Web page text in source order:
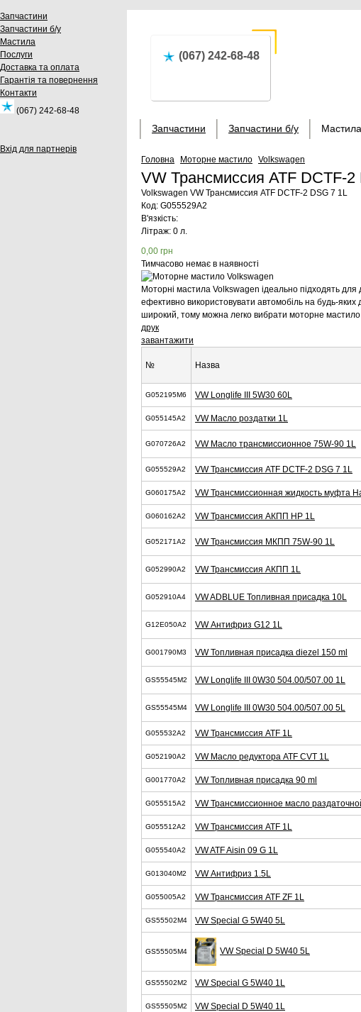
Запчастини
Запчастини б/у
Мастила
Послуги
Доставка та оплата
Гарантія та повернення
Контакти
(067) 242-68-48
Вхід для партнерів
(067) 242-68-48
Запчастини Запчастини б/у Мастила
Головна Моторне мастило Volkswagen
VW Трансмиссия ATF DCTF-
Volkswagen VW Трансмиссия ATF DCTF-2 DSG 7 1L
Код: G055529A2
В'язкість:
Літраж: 0 л.
0,00 грн
Тимчасово немає в наявності
Моторні мастила Volkswagen ідеально підходять для
ефективно використовувати автомобіль на будь-яких
широкий, тому можна легко вибрати моторне
друк
завантажити
№ Назва
G052195M6 VW Longlife III 5W30 60L
G055145A2 VW Масло роздатки 1L
G070726A2 VW Масло трансмиссионное 75W-90 1L
G055529A2 VW Трансмиссия ATF DCTF-2 DSG 7 1L
G060175A2 VW Трансмиссионная жидкость муфта
G060162A2 VW Трансмиссия АКПП HP 1L
G052171A2 VW Трансмиссия МКПП 75W-90 1L
G052990A2 VW Трансмиссия АКПП 1L
G052910A4 VW ADBLUE Топливная присадка 10L
G12E050A2 VW Антифриз G12 1L
G001790M3 VW Топливная присадка diezel 150 ml
GS55545M2 VW Longlife III 0W30 504.00/507.00 1L
GS55545M4 VW Longlife III 0W30 504.00/507.00 5L
G055532A2 VW Трансмиссия ATF 1L
G052190A2 VW Масло редуктора ATF CVT 1L
G001770A2 VW Топливная присадка 90 ml
G055515A2 VW Трансмиссионное масло
G055512A2 VW Трансмиссия ATF 1L
G055540A2 VW ATF Aisin 09 G 1L
G013040M2 VW Антифриз 1.5L
G055005A2 VW Трансмиссия ATF ZF 1L
GS55502M4 VW Special G 5W40 5L
GS55505M4 VW Special D 5W40 5L
GS55502M2 VW Special G 5W40 1L
GS55505M2 VW Special D 5W40 1L